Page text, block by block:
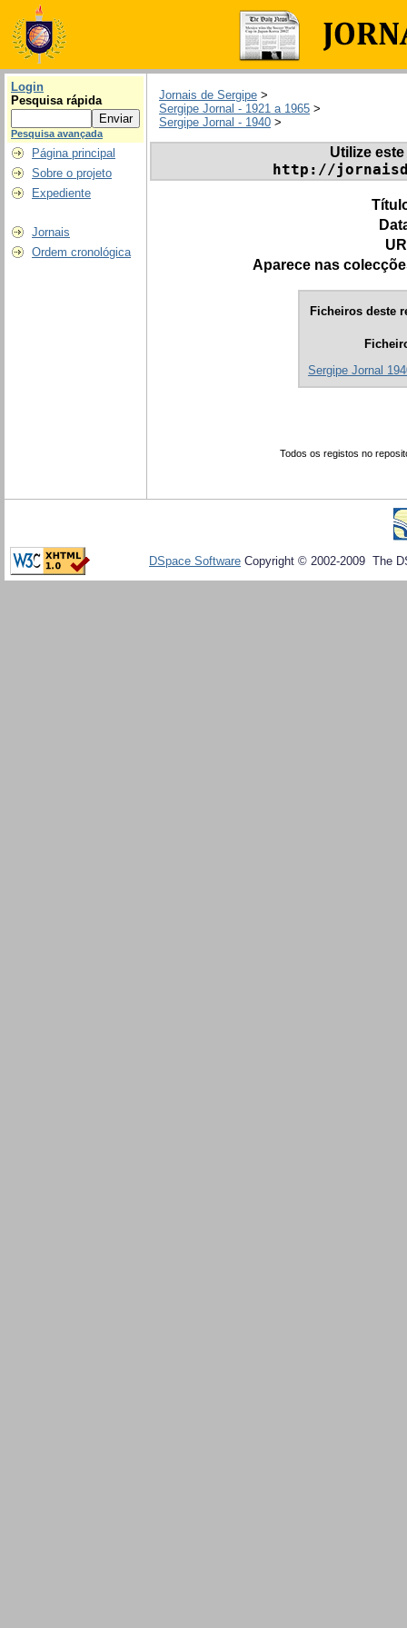
Login
Pesquisa rápida
Pesquisa avançada
Página principal
Sobre o projeto
Expediente
Jornais
Ordem cronológica
Jornais de Sergipe >
Sergipe Jornal - 1921 a 1965 >
Sergipe Jornal - 1940 >
Utilize
http://
Aparece nas
Ficheiros deste
Sergipe Jornal
Todos os registos no
DSpace Software Copyright © 2002-2009 The